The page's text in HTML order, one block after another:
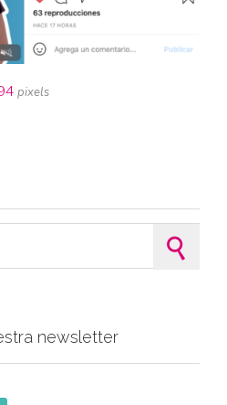
pixels
newsletter